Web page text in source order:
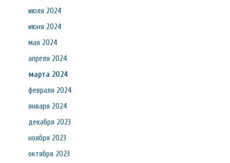
июля 2024
июня 2024
мая 2024
апреля 2024
марта 2024
февраля 2024
января 2024
декабря 2023
ноября 2023
октября 2023